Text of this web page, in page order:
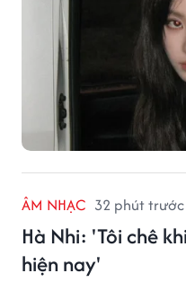
ÂM NHẠC 32 phút trước
Hà Nhi: 'Tôi chê
hiện nay'